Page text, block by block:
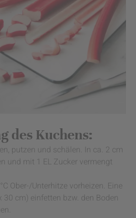
des Kuchens:
putzen und schälen. In ca. 2 cm
und mit 1 EL Zucker vermengt
Ober-/Unterhitze vorheizen. Eine
30 cm) einfetten bzw. den Boden